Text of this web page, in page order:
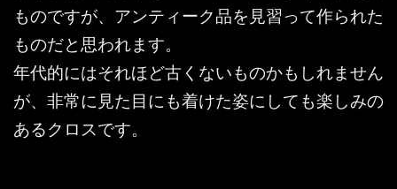
ものですが、アンティーク品を見習って作られた
ものだと思われます。
年代的にはそれほど古くないものかもしれません
が、非常に見た目にも着けた姿にしても楽しみの
あるクロスです。